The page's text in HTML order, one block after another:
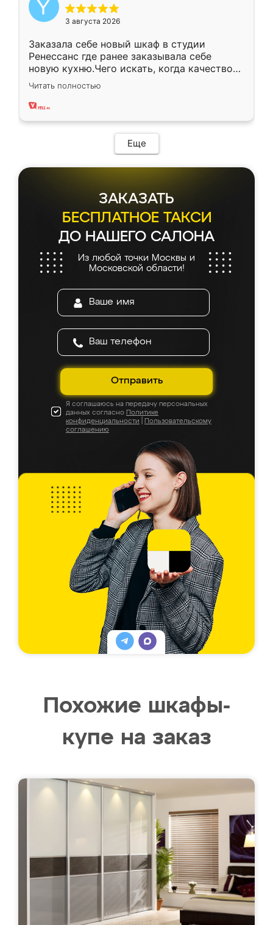
3 августа 2026
Заказала себе новый шкаф в студии
Ренессанс где ранее заказывала себе
новую кухню.Чего искать, когда качеством
вполне довольна. Служит кухня уже почти
два года, нареканий нет.
Читать полностью
Еще
ЗАКАЗАТЬ
БЕСПЛАТНОЕ ТАКСИ
ДО НАШЕГО САЛОНА
Из любой точки Москвы и
Московской области!
Отправить
Я соглашаюсь на передачу персональных
данных согласно Политике
конфиденциальности
Пользовательскому
соглашению
Похожие шкафы-
купе на заказ